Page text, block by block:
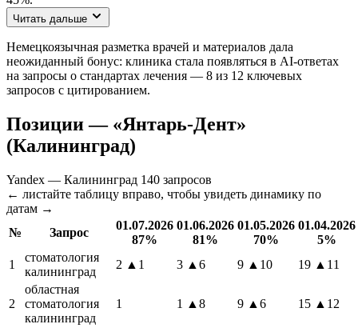
Читать дальше
Немецкоязычная разметка врачей и материалов дала
неожиданный бонус: клиника стала появляться в AI-ответах
на запросы о стандартах лечения — 8 из 12 ключевых
запросов с цитированием.
Позиции — «Янтарь-Дент»
(Калининград)
Yandex — Калининград 140 запросов
← листайте таблицу вправо, чтобы увидеть динамику по
датам →
№
Запрос
01.07.2026
87%
01.06.2026
81%
01.05.2026
70%
01.04.2026
5%
1
стоматология
калининград
2 ▲1 3 ▲6 9 ▲10 19 ▲11
2
областная
стоматология
калининград
1 1 ▲8 9 ▲6 15 ▲12